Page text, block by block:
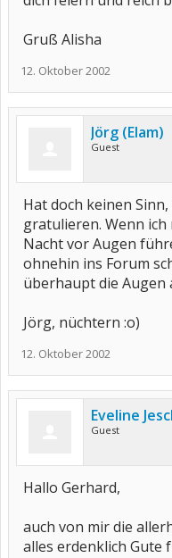
Gruß Alisha
12. Oktober 2002
Jörg (Elam)
Guest
Hat doch keinen
gratulieren. Wenn
Nacht vor Augen
ohnehin ins Forum
überhaupt die
Jörg, nüchtern :o)
12. Oktober 2002
Eveline
Guest
Hallo Gerhard,
auch von mir die
alles erdenklich Gute